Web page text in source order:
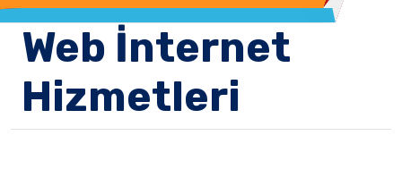
Web İnternet
Hizmetleri